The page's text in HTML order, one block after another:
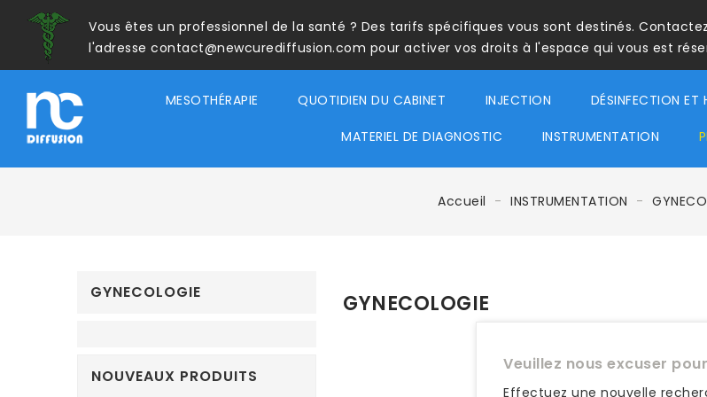
Vous êtes un professionnel de la santé ? Des tarifs spécifiques vous sont destinés.
l'adresse contact@newcurediffusion.com pour activer vos droits à l'espace qui vous est
MESOTHÉRAPIE QUOTIDIEN DU CABINET INJECTION DÉSINFECTION ET
MATERIEL DE DIAGNOSTIC INSTRUMENTATION
Accueil INSTRUMENTATION
GYNECOLOGIE
NOUVEAUX PRODUITS
GYNECOLOGIE
Veuillez nous excuser
Effectuez une nouvelle